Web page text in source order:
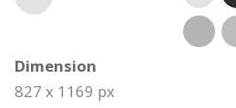
Dimension
827 x 1169 px